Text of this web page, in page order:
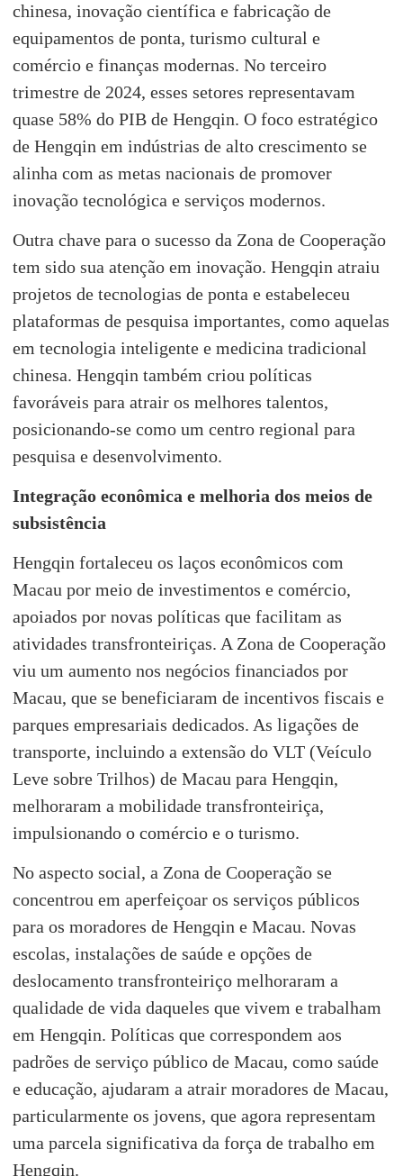
chinesa, inovação científica e fabricação de
equipamentos de ponta, turismo cultural e
comércio e finanças modernas. No terceiro
trimestre de 2024, esses setores representavam
quase 58% do PIB de Hengqin. O foco estratégico
de Hengqin em indústrias de alto crescimento se
alinha com as metas nacionais de promover
inovação tecnológica e serviços modernos.
Outra chave para o sucesso da Zona de Cooperação
tem sido sua atenção em inovação. Hengqin atraiu
projetos de tecnologias de ponta e estabeleceu
plataformas de pesquisa importantes, como aquelas
em tecnologia inteligente e medicina tradicional
chinesa. Hengqin também criou políticas
favoráveis para atrair os melhores talentos,
posicionando-se como um centro regional para
pesquisa e desenvolvimento.
Integração econômica e melhoria dos meios de
subsistência
Hengqin fortaleceu os laços econômicos com
Macau por meio de investimentos e comércio,
apoiados por novas políticas que facilitam as
atividades transfronteiriças. A Zona de Cooperação
viu um aumento nos negócios financiados por
Macau, que se beneficiaram de incentivos fiscais e
parques empresariais dedicados. As ligações de
transporte, incluindo a extensão do VLT (Veículo
Leve sobre Trilhos) de Macau para Hengqin,
melhoraram a mobilidade transfronteiriça,
impulsionando o comércio e o turismo.
No aspecto social, a Zona de Cooperação se
concentrou em aperfeiçoar os serviços públicos
para os moradores de Hengqin e Macau. Novas
escolas, instalações de saúde e opções de
deslocamento transfronteiriço melhoraram a
qualidade de vida daqueles que vivem e trabalham
em Hengqin. Políticas que correspondem aos
padrões de serviço público de Macau, como saúde
e educação, ajudaram a atrair moradores de Macau,
particularmente os jovens, que agora representam
uma parcela significativa da força de trabalho em
Hengqin.